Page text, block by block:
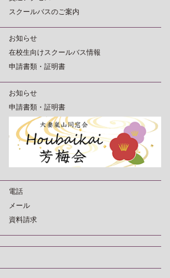
スクールバスのご案内
お知らせ
在校生向けスクールバス情報
申請書類・証明書
お知らせ
申請書類・証明書
電話
メール
資料請求